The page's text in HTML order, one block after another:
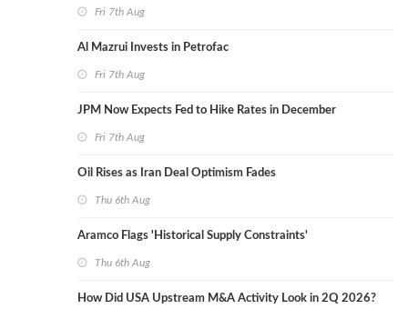
Fri 7th Aug
Al Mazrui Invests in Petrofac
Fri 7th Aug
JPM Now Expects Fed to Hike Rates in December
Fri 7th Aug
Oil Rises as Iran Deal Optimism Fades
Thu 6th Aug
Aramco Flags 'Historical Supply Constraints'
Thu 6th Aug
How Did USA Upstream M&A Activity Look in 2Q 2026?